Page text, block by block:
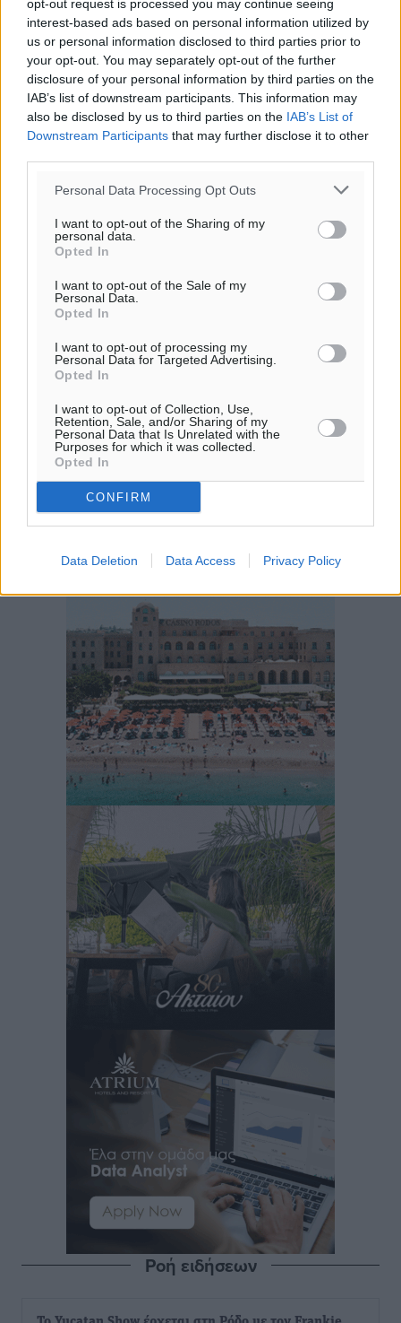
opt-out request is processed you may continue seeing
interest-based ads based on personal information utilized by
us or personal information disclosed to third parties prior to
your opt-out. You may separately opt-out of the further
disclosure of your personal information by third parties on the
IAB’s list of downstream participants. This information may
also be disclosed by us to third parties on the IAB’s List of
Downstream Participants that may further disclose it to other
Personal Data Processing Opt Outs
I want to opt-out of the Sharing of my
personal data.
Opted In
I want to opt-out of the Sale of my
Personal Data.
Opted In
I want to opt-out of processing my
Personal Data for Targeted Advertising.
Opted In
I want to opt-out of Collection, Use,
Retention, Sale, and/or Sharing of my
Personal Data that Is Unrelated with the
Purposes for which it was collected.
Opted In
CONFIRM
Data Deletion Data Access Privacy Policy
Για την μερική αναπαραγωγή της είδησης από άλλες
ιστοσελίδες είναι απαραίτητη η χρήση του παρακάτω
παρεχόμενου συνδέσμου παραπομπής προς το άρθρο
της Δημοκρατικής.
o καιρός τώρα:
αίθριος καιρός
°
ΔΕ
Ροή ειδήσεων